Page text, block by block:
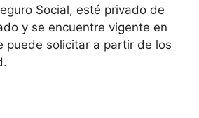
Social, esté privado de
y se encuentre vigente en
puede solicitar a partir de los